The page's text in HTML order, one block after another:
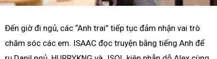
Đến giờ đi ngủ, các “Anh trai” tiếp tục đảm nhận vai trò
chăm sóc các em. ISAAC đọc truyện bằng tiếng Anh để